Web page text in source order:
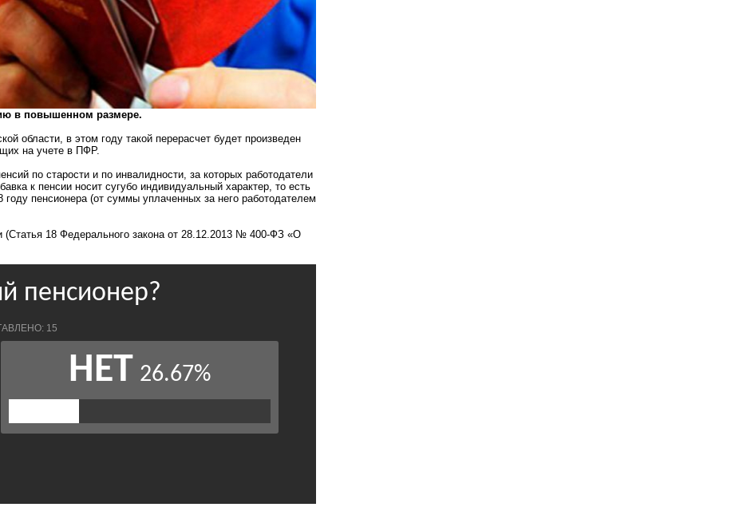
в повышенном размере.
области, в этом году такой перерасчет будет произведен
на учете в ПФР.
по старости и по инвалидности, за которых работодатели
к пенсии носит сугубо индивидуальный характер, то есть
пенсионера (от суммы уплаченных за него работодателем
18 Федерального закона от 28.12.2013 № 400-ФЗ «О